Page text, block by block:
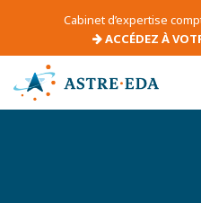
Cabinet d’expertise
ACCÉDEZ À